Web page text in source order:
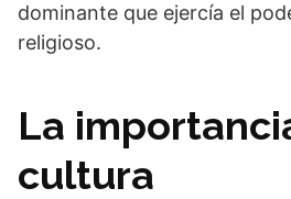
dominante que ejercía el
religioso.
La
cultura